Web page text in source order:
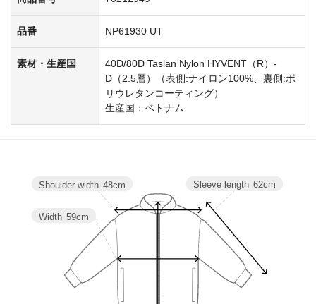
品番 NP61930 UT
素材・生産国
40D/80D Taslan Nylon HYVENT（R）-
D（2.5層）（表側:ナイロン100%、裏側:ポ
リウレタンコーティング）
生産国：ベトナム
Sleeve length 62cm
Width 59cm
Shoulder width 48cm